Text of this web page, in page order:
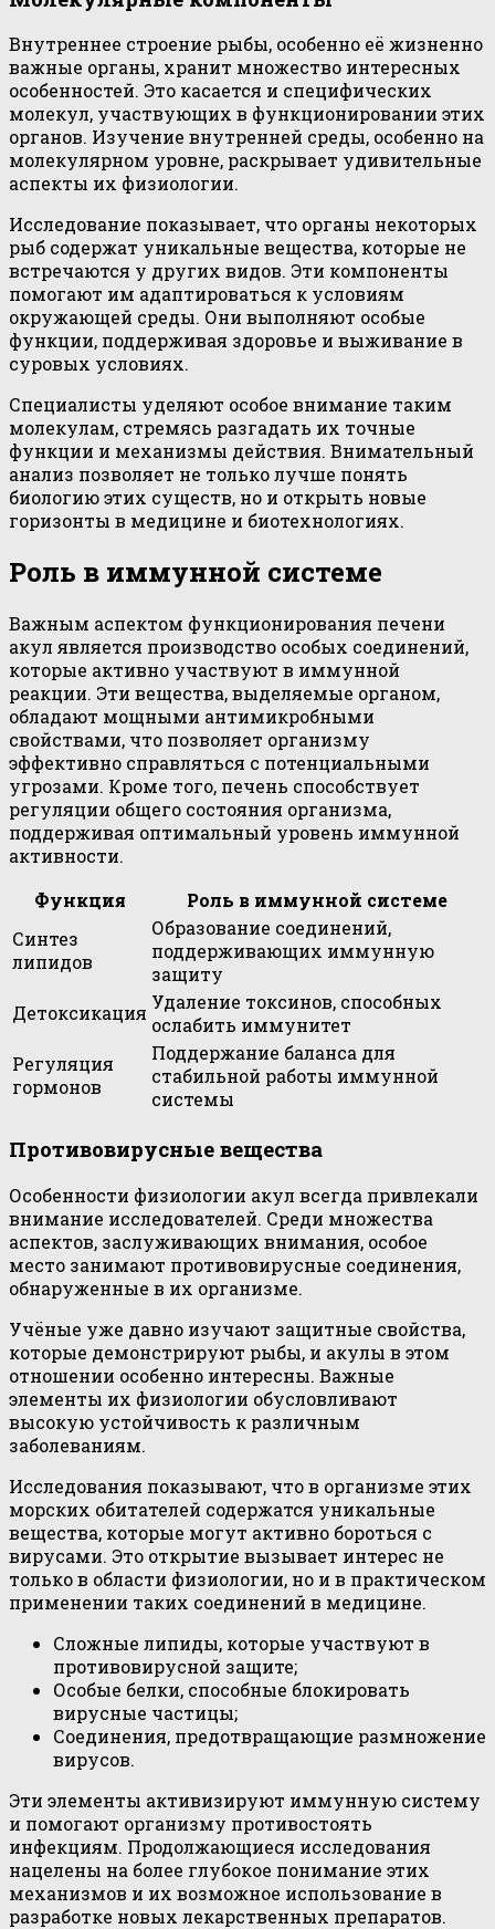
Внутреннее строение рыбы, особенно её жизненно
важные органы, хранит множество интересных
особенностей. Это касается и специфических
молекул, участвующих в функционировании этих
органов. Изучение внутренней среды, особенно на
молекулярном уровне, раскрывает удивительные
аспекты их физиологии.
Исследование показывает, что органы некоторых
рыб содержат уникальные вещества, которые не
встречаются у других видов. Эти компоненты
помогают им адаптироваться к условиям
окружающей среды. Они выполняют особые
функции, поддерживая здоровье и выживание в
суровых условиях.
Специалисты уделяют особое внимание таким
молекулам, стремясь разгадать их точные
функции и механизмы действия. Внимательный
анализ позволяет не только лучше понять
биологию этих существ, но и открыть новые
горизонты в медицине и биотехнологиях.
Роль в иммунной системе
Важным аспектом функционирования печени
акул является производство особых соединений,
которые активно участвуют в иммунной
реакции. Эти вещества, выделяемые органом,
обладают мощными антимикробными
свойствами, что позволяет организму
эффективно справляться с потенциальными
угрозами. Кроме того, печень способствует
регуляции общего состояния организма,
поддерживая оптимальный уровень иммунной
активности.
Функция
Роль в иммунной системе
Синтез
липидов
Образование соединений,
поддерживающих иммунную
защиту
Детоксикация Удаление токсинов, способных
ослабить иммунитет
Регуляция
гормонов
Поддержание баланса для
стабильной работы иммунной
системы
Противовирусные вещества
Особенности физиологии акул всегда привлекали
внимание исследователей. Среди множества
аспектов, заслуживающих внимания, особое
место занимают противовирусные соединения,
обнаруженные в их организме.
Учёные уже давно изучают защитные свойства,
которые демонстрируют рыбы, и акулы в этом
отношении особенно интересны. Важные
элементы их физиологии обусловливают
высокую устойчивость к различным
заболеваниям.
Исследования показывают, что в организме этих
морских обитателей содержатся уникальные
вещества, которые могут активно бороться с
вирусами. Это открытие вызывает интерес не
только в области физиологии, но и в практическом
применении таких соединений в медицине.
Сложные липиды, которые участвуют в
противовирусной защите;
Особые белки, способные блокировать
вирусные частицы;
Соединения, предотвращающие размножение
вирусов.
Эти элементы активизируют иммунную систему
и помогают организму противостоять
инфекциям. Продолжающиеся исследования
нацелены на более глубокое понимание этих
механизмов и их возможное использование в
разработке новых лекарственных препаратов.